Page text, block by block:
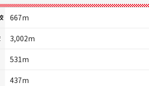
667m
3,002m
531m
437m